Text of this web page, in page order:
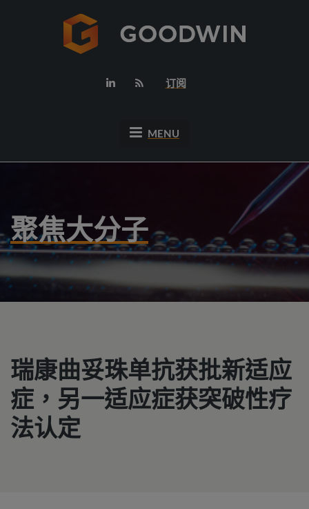
订阅
MENU
聚焦大分子
瑞康曲妥珠单抗获批新适应
症，另一适应症获突破性疗
法认定